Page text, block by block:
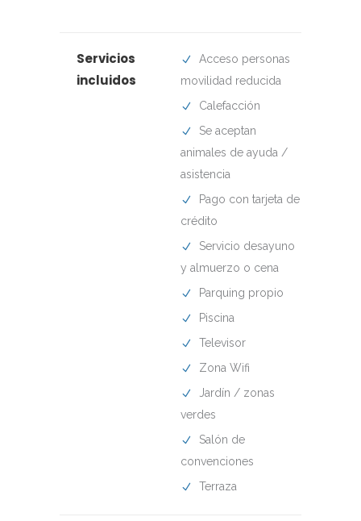
Servicios
incluidos
Acceso personas
movilidad reducida
Calefacción
Se aceptan
animales de ayuda /
asistencia
Pago con tarjeta de
crédito
Servicio desayuno
y almuerzo o cena
Parquing propio
Piscina
Televisor
Zona Wifi
Jardín / zonas
verdes
Salón de
convenciones
Terraza